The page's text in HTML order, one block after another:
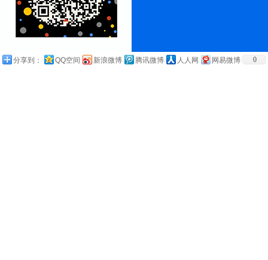
分享到： QQ空间 新浪微博 腾讯微博 人人网 网易微博 0